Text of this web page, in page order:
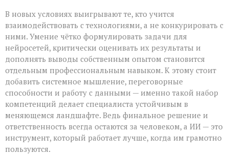
В новых условиях выигрывают те, кто учится
взаимодействовать с технологиями, а не конкурировать с
ними. Умение чётко формулировать задачи для
нейросетей, критически оценивать их результаты и
дополнять выводы собственным опытом становится
отдельным профессиональным навыком. К этому стоит
добавить системное мышление, переговорные
способности и работу с данными — именно такой набор
компетенций делает специалиста устойчивым в
меняющемся ландшафте. Ведь финальное решение и
ответственность всегда остаются за человеком, а ИИ — это
инструмент, который работает лучше, когда им грамотно
пользуются.